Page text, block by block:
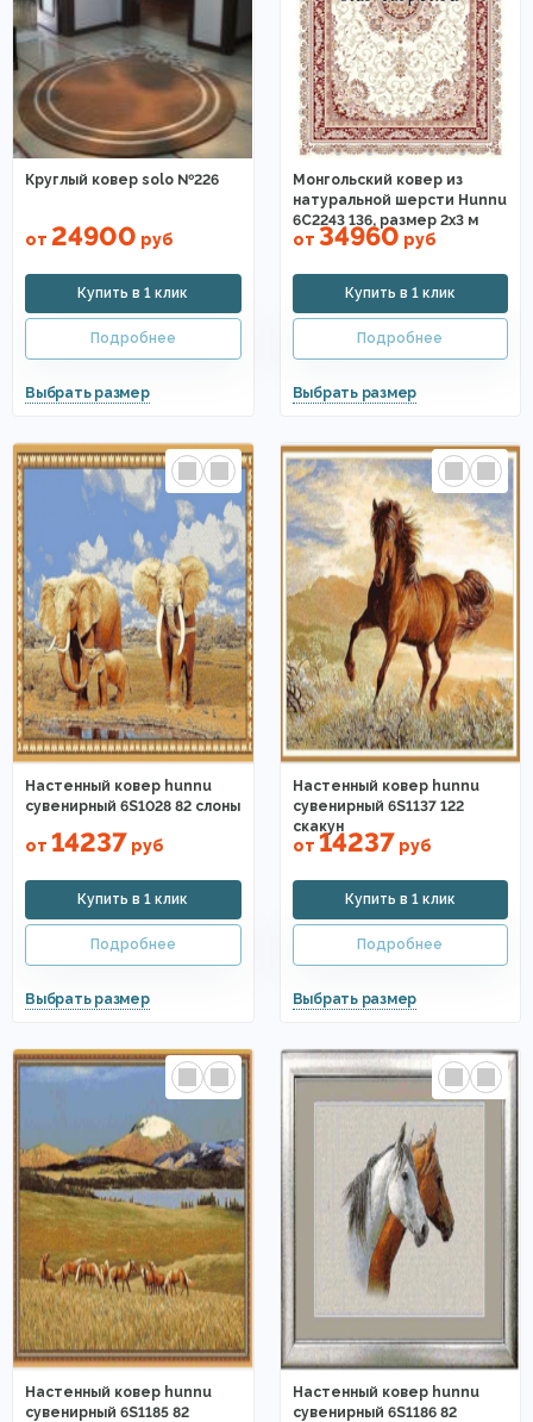
Круглый ковер solo №226
от 24900 руб
Монгольский ковер из
натуральной шерсти Hunnu
6C2243 136, размер 2х3 м
от 34960 руб
Настенный ковер hunnu
сувенирный 6S1028 82 слоны
от 14237 руб
Настенный ковер hunnu
сувенирный 6S1137 122
скакун
от 14237 руб
Настенный ковер hunnu
сувенирный 6S1185 82
Настенный ковер hunnu
сувенирный 6S1186 82